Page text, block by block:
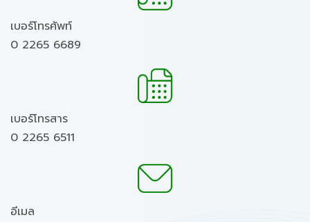
เบอร์โทรศัพท์
0 2265 6689
เบอร์โทรสาร
0 2265 6511
อีเมล